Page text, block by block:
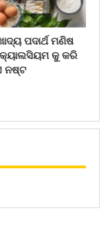
ପଦାର୍ଥ ମଣିଷ
କୁ କରି
ନଷ୍ଟ